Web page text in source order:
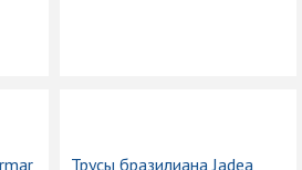
Трусы бразилиана Jadea